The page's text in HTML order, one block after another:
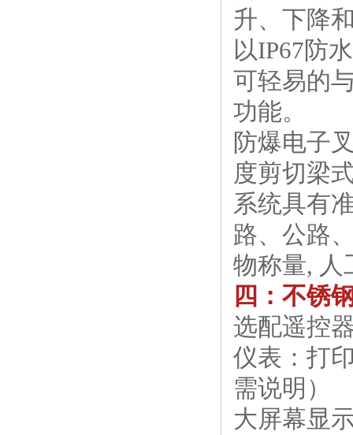
升、下降
以IP67防
可轻易的
功能。
防爆电子
度剪切梁
系统具有
路、公路
物称量, 人
四：不锈
选配遥控
仪表：打
需说明）
大屏幕显